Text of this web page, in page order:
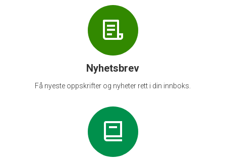
Nyhetsbrev
Få nyeste oppskrifter og nyheter rett i din innboks.